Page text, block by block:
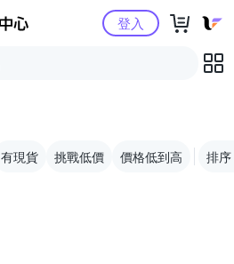
Yahoo購物中心登入
有現貨 挑戰低價 價格低到高 排序